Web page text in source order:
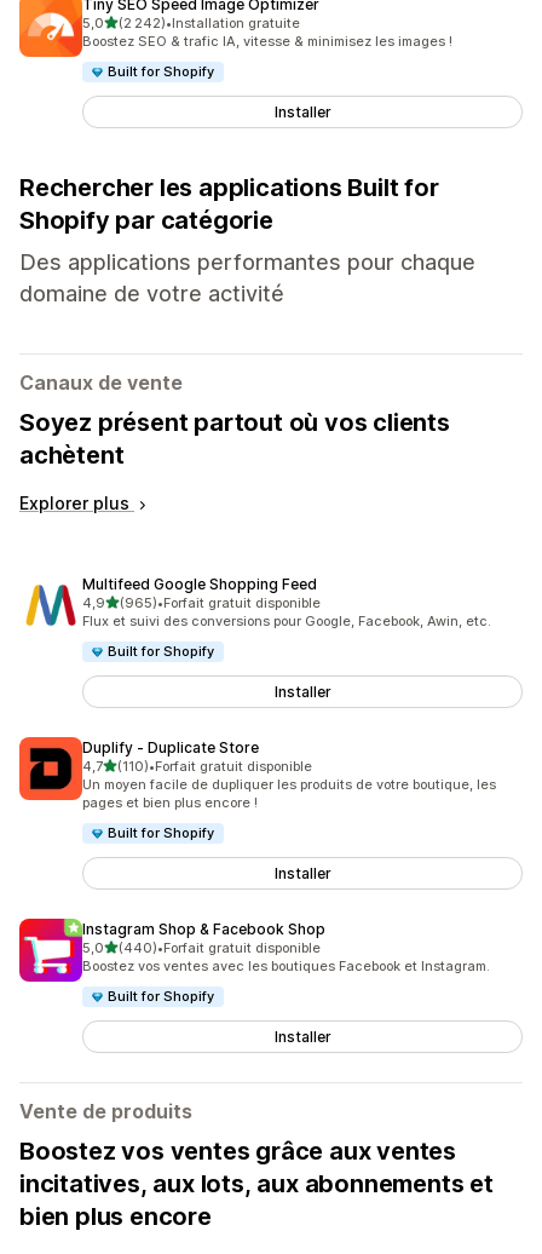
Tiny SEO Speed Image Optimizer
5,0étoile(s) sur 5
(2 242)
2242 avis au total
•Installation gratuite
Boostez SEO & trafic IA, vitesse & minimisez les images !
Built for Shopify
Installer
Rechercher les applications Built for
Shopify par catégorie
Des applications performantes pour chaque
domaine de votre activité
Canaux de vente
Soyez présent partout où vos clients
achètent
Explorer plus
Multifeed Google Shopping Feed
4,9étoile(s) sur 5
(965)
965 avis au total
•Forfait gratuit disponible
Flux et suivi des conversions pour Google, Facebook, Awin, etc.
Built for Shopify
Installer
Duplify ‑ Duplicate Store
4,7étoile(s) sur 5
(110)
110 avis au total
•Forfait gratuit disponible
Un moyen facile de dupliquer les produits de votre boutique, les
pages et bien plus encore !
Built for Shopify
Installer
Instagram Shop & Facebook Shop
5,0étoile(s) sur 5
(440)
440 avis au total
•Forfait gratuit disponible
Boostez vos ventes avec les boutiques Facebook et Instagram.
Built for Shopify
Installer
Vente de produits
Boostez vos ventes grâce aux ventes
incitatives, aux lots, aux abonnements et
bien plus encore